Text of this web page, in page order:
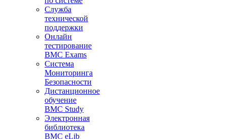
Служба
технической
поддержки
Онлайн
тестирование
BMC Exams
Система
Мониторинга
Безопасности
Дистанционное
обучение
BMC Study
Электронная
библиотека
BMC eLib